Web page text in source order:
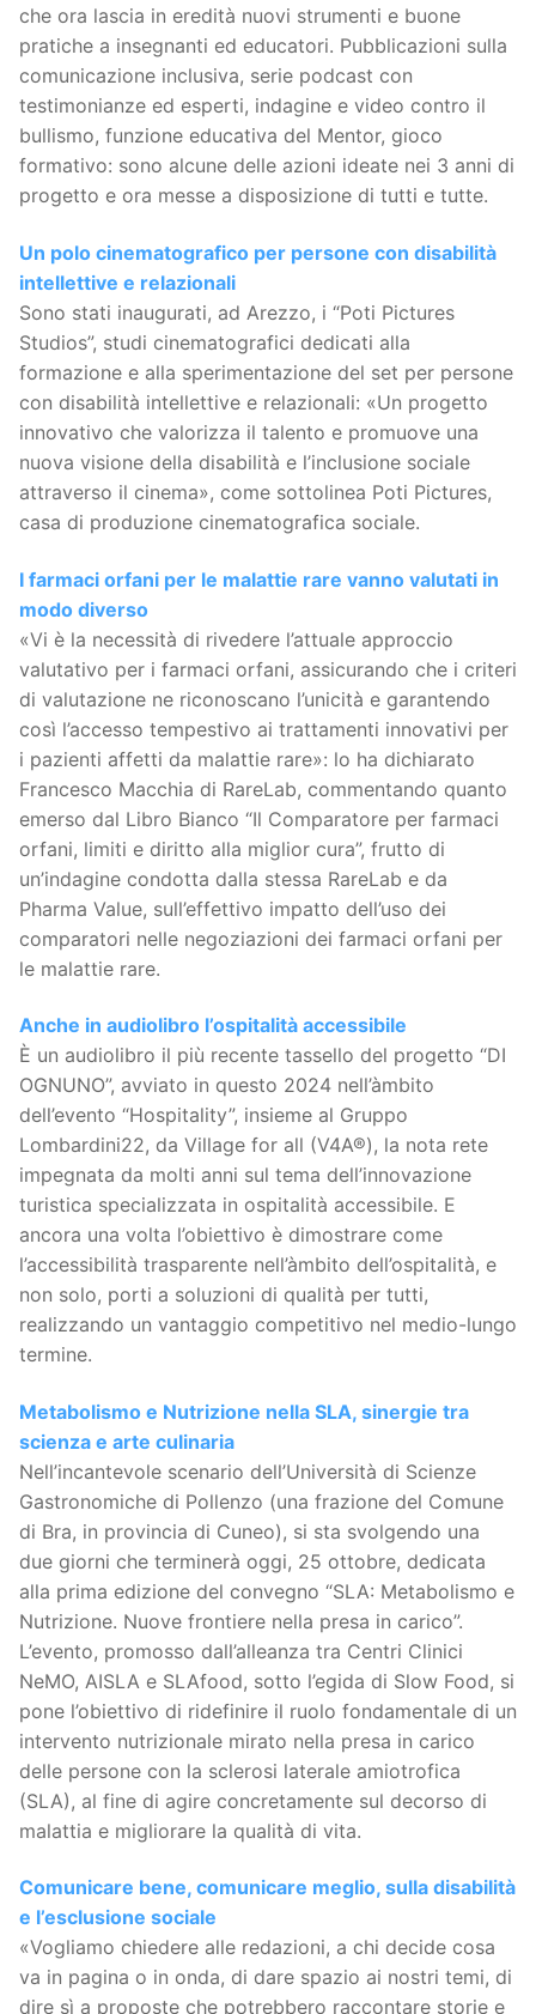
che ora lascia in eredità nuovi strumenti e buone
pratiche a insegnanti ed educatori. Pubblicazioni sulla
comunicazione inclusiva, serie podcast con
testimonianze ed esperti, indagine e video contro il
bullismo, funzione educativa del Mentor, gioco
formativo: sono alcune delle azioni ideate nei 3 anni di
progetto e ora messe a disposizione di tutti e tutte.
Un polo cinematografico per persone con disabilità
intellettive e relazionali
Sono stati inaugurati, ad Arezzo, i “Poti Pictures
Studios”, studi cinematografici dedicati alla
formazione e alla sperimentazione del set per persone
con disabilità intellettive e relazionali: «Un progetto
innovativo che valorizza il talento e promuove una
nuova visione della disabilità e l’inclusione sociale
attraverso il cinema», come sottolinea Poti Pictures,
casa di produzione cinematografica sociale.
I farmaci orfani per le malattie rare vanno valutati in
modo diverso
«Vi è la necessità di rivedere l’attuale approccio
valutativo per i farmaci orfani, assicurando che i criteri
di valutazione ne riconoscano l’unicità e garantendo
così l’accesso tempestivo ai trattamenti innovativi per
i pazienti affetti da malattie rare»: lo ha dichiarato
Francesco Macchia di RareLab, commentando quanto
emerso dal Libro Bianco “Il Comparatore per farmaci
orfani, limiti e diritto alla miglior cura”, frutto di
un’indagine condotta dalla stessa RareLab e da
Pharma Value, sull’effettivo impatto dell’uso dei
comparatori nelle negoziazioni dei farmaci orfani per
le malattie rare.
Anche in audiolibro l’ospitalità accessibile
È un audiolibro il più recente tassello del progetto “DI
OGNUNO”, avviato in questo 2024 nell’àmbito
dell’evento “Hospitality”, insieme al Gruppo
Lombardini22, da Village for all (V4A®), la nota rete
impegnata da molti anni sul tema dell’innovazione
turistica specializzata in ospitalità accessibile. E
ancora una volta l’obiettivo è dimostrare come
l’accessibilità trasparente nell’àmbito dell’ospitalità, e
non solo, porti a soluzioni di qualità per tutti,
realizzando un vantaggio competitivo nel medio-lungo
termine.
Metabolismo e Nutrizione nella SLA, sinergie tra
scienza e arte culinaria
Nell’incantevole scenario dell’Università di Scienze
Gastronomiche di Pollenzo (una frazione del Comune
di Bra, in provincia di Cuneo), si sta svolgendo una
due giorni che terminerà oggi, 25 ottobre, dedicata
alla prima edizione del convegno “SLA: Metabolismo e
Nutrizione. Nuove frontiere nella presa in carico”.
L’evento, promosso dall’alleanza tra Centri Clinici
NeMO, AISLA e SLAfood, sotto l’egida di Slow Food, si
pone l’obiettivo di ridefinire il ruolo fondamentale di un
intervento nutrizionale mirato nella presa in carico
delle persone con la sclerosi laterale amiotrofica
(SLA), al fine di agire concretamente sul decorso di
malattia e migliorare la qualità di vita.
Comunicare bene, comunicare meglio, sulla disabilità
e l’esclusione sociale
«Vogliamo chiedere alle redazioni, a chi decide cosa
va in pagina o in onda, di dare spazio ai nostri temi, di
dire sì a proposte che potrebbero raccontare storie e